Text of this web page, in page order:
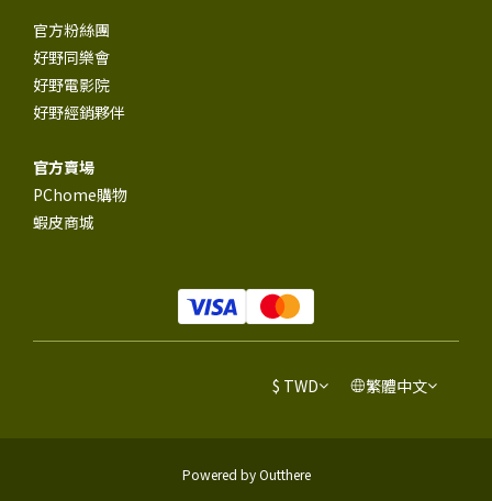
官方粉絲團
好野同樂會
好野電影院
好野經銷夥伴
官方賣場
PChome購物
蝦皮商城
$ TWD 繁體中文
Powered by Outthere